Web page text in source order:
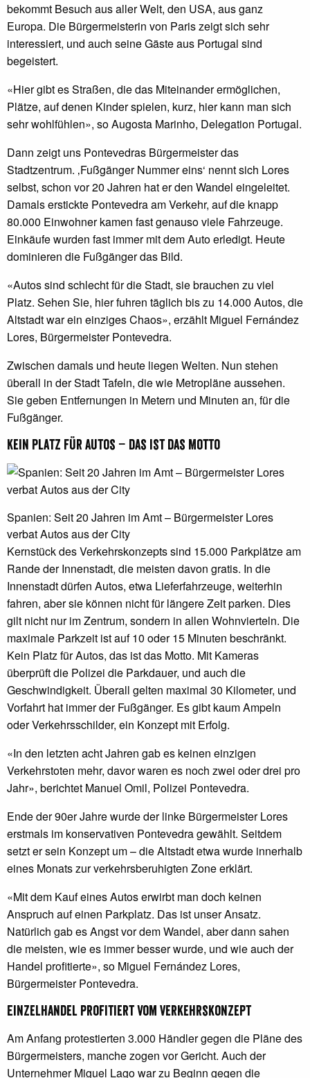
bekommt Besuch aus aller Welt, den USA, aus ganz
Europa. Die Bürgermeisterin von Paris zeigt sich sehr
interessiert, und auch seine Gäste aus Portugal sind
begeistert.
«Hier gibt es Straßen, die das Miteinander ermöglichen,
Plätze, auf denen Kinder spielen, kurz, hier kann man sich
sehr wohlfühlen», so Augosta Marinho, Delegation Portugal.
Dann zeigt uns Pontevedras Bürgermeister das
Stadtzentrum. ‚Fußgänger Nummer eins‘ nennt sich Lores
selbst, schon vor 20 Jahren hat er den Wandel eingeleitet.
Damals erstickte Pontevedra am Verkehr, auf die knapp
80.000 Einwohner kamen fast genauso viele Fahrzeuge.
Einkäufe wurden fast immer mit dem Auto erledigt. Heute
dominieren die Fußgänger das Bild.
«Autos sind schlecht für die Stadt, sie brauchen zu viel
Platz. Sehen Sie, hier fuhren täglich bis zu 14.000 Autos, die
Altstadt war ein einziges Chaos», erzählt Miguel Fernández
Lores, Bürgermeister Pontevedra.
Zwischen damals und heute liegen Welten. Nun stehen
überall in der Stadt Tafeln, die wie Metropläne aussehen.
Sie geben Entfernungen in Metern und Minuten an, für die
Fußgänger.
Kein Platz für Autos – das ist das Motto
Spanien: Seit 20 Jahren im Amt – Bürgermeister Lores
verbat Autos aus der City
Kernstück des Verkehrskonzepts sind 15.000 Parkplätze am
Rande der Innenstadt, die meisten davon gratis. In die
Innenstadt dürfen Autos, etwa Lieferfahrzeuge, weiterhin
fahren, aber sie können nicht für längere Zeit parken. Dies
gilt nicht nur im Zentrum, sondern in allen Wohnvierteln. Die
maximale Parkzeit ist auf 10 oder 15 Minuten beschränkt.
Kein Platz für Autos, das ist das Motto. Mit Kameras
überprüft die Polizei die Parkdauer, und auch die
Geschwindigkeit. Überall gelten maximal 30 Kilometer, und
Vorfahrt hat immer der Fußgänger. Es gibt kaum Ampeln
oder Verkehrsschilder, ein Konzept mit Erfolg.
«In den letzten acht Jahren gab es keinen einzigen
Verkehrstoten mehr, davor waren es noch zwei oder drei pro
Jahr», berichtet Manuel Omil, Polizei Pontevedra.
Ende der 90er Jahre wurde der linke Bürgermeister Lores
erstmals im konservativen Pontevedra gewählt. Seitdem
setzt er sein Konzept um – die Altstadt etwa wurde innerhalb
eines Monats zur verkehrsberuhigten Zone erklärt.
«Mit dem Kauf eines Autos erwirbt man doch keinen
Anspruch auf einen Parkplatz. Das ist unser Ansatz.
Natürlich gab es Angst vor dem Wandel, aber dann sahen
die meisten, wie es immer besser wurde, und wie auch der
Handel profitierte», so Miguel Fernández Lores,
Bürgermeister Pontevedra.
Einzelhandel profitiert vom Verkehrskonzept
Am Anfang protestierten 3.000 Händler gegen die Pläne des
Bürgermeisters, manche zogen vor Gericht. Auch der
Unternehmer Miguel Lago war zu Beginn gegen die